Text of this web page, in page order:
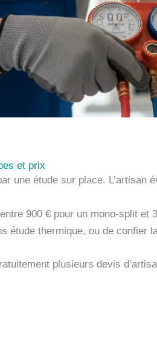
et prix
une étude sur place. L’artisan
900 € pour un mono-split et
étude thermique, ou de
plusieurs devis